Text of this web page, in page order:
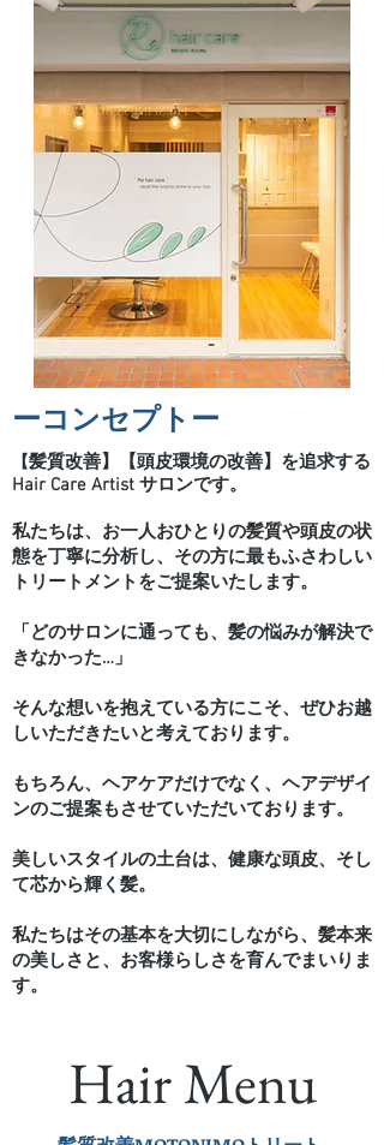
​ーコンセプトー
【髪質改善】【頭皮環境の改善】を追求する
Hair Care Artist サロンです。
私たちは、お一人おひとりの髪質や頭皮の状
態を丁寧に分析し、その方に最もふさわしい
トリートメントをご提案いたします。
「どのサロンに通っても、髪の悩みが解決で
きなかった…」
そんな想いを抱えている方にこそ、ぜひお越
しいただきたいと考えております。
もちろん、ヘアケアだけでなく、ヘアデザイ
ンのご提案もさせていただいております。
美しいスタイルの土台は、健康な頭皮、そし
て芯から輝く髪。
私たちはその基本を大切にしながら、髪本来
の美しさと、お客様らしさを育んでまいりま
す。
Hair Menu